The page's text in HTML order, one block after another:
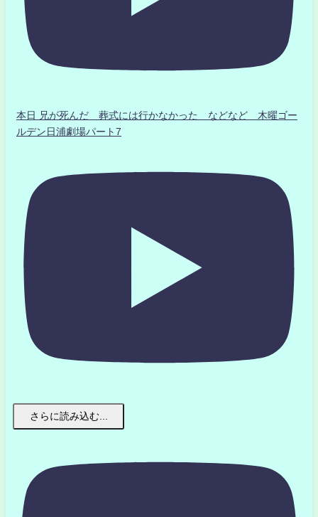
本日 兄が死んだ 葬式には行かなかった などなど 木曜ゴー
ルデン日浦劇場パート7
さらに読み込む...